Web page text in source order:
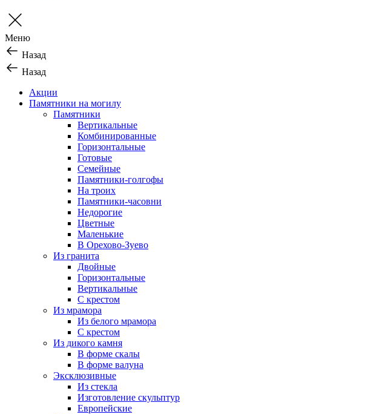
Меню
Назад
Назад
Акции
Памятники на могилу
Памятники
Вертикальные
Комбинированные
Горизонтальные
Готовые
Семейные
Памятники-голгофы
На троих
Памятники-часовни
Недорогие
Цветные
Маленькие
В Орехово-Зуево
Из гранита
Двойные
Горизонтальные
Вертикальные
С крестом
Из мрамора
Из белого мрамора
С крестом
Из дикого камня
В форме скалы
В форме валуна
Эксклюзивные
Из стекла
Изготовление скульптур
Европейские